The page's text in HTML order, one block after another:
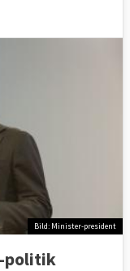
Bild: Minister-president
politik